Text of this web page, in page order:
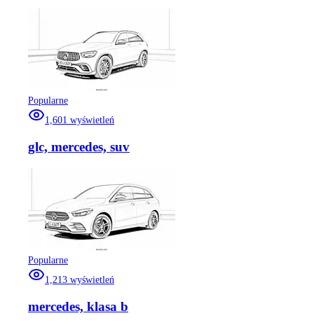
Popularne
1,601 wyświetleń
glc, mercedes, suv
Popularne
1,213 wyświetleń
mercedes, klasa b